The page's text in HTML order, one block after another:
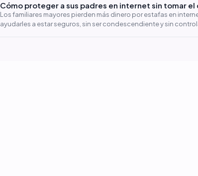
Cómo proteger a sus padres en internet sin tomar el
Los familiares mayores pierden más dinero por estafas en
ayudarles a estar seguros, sin ser condescendiente y sin